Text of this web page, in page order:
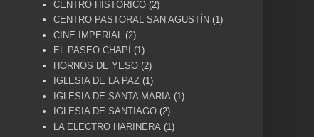
CENTRO HISTORICO (2)
CENTRO PASTORAL SAN AGUSTÍN (1)
CINE IMPERIAL
(2)
EL PASEO CHAPÍ
(1)
HORNOS DE YESO (2)
IGLESIA DE LA PAZ (1)
IGLESIA DE SANTA MARIA (1)
IGLESIA DE SANTIAGO (2)
LA ELECTRO HARINERA (1)